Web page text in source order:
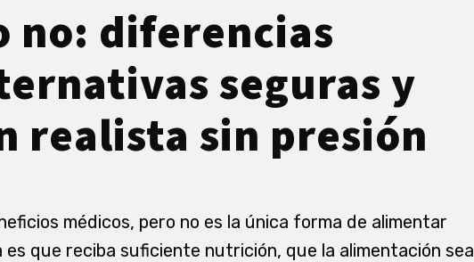
no: diferencias
seguras y
realista sin presión
médicos, pero no es la única forma de alimentar
es que reciba suficiente nutrición, que la alimentación sea